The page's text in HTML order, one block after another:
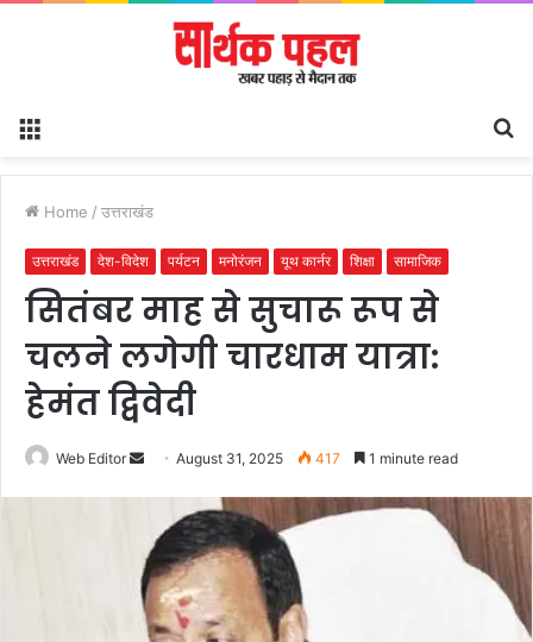
Home / उत्तराखंड
उत्तराखंड देश-विदेश पर्यटन मनोरंजन यूथ कार्नर शिक्षा सामाजिक
सितंबर माह से सुचारू रूप से
चलने लगेगी चारधाम यात्रा:
हेमंत द्विवेदी
Web Editor
Send August 31, 2025 417 1 minute read